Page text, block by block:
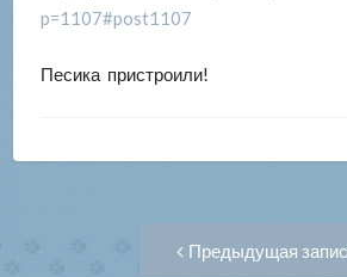
p=1107#post1107
Песика пристроили!
НавигацияПредыдущая